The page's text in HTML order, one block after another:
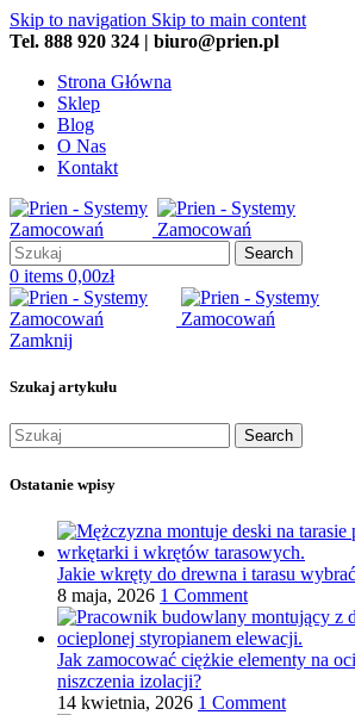
Skip to navigation Skip to main content
Tel. 888 920 324 | biuro@prien.pl
Strona Główna
Sklep
Blog
O Nas
Kontakt
Search
0 items 0,00zł
Zamknij
Szukaj artykułu
Search
Ostatanie wpisy
Jakie wkręty do drewna i tarasu
8 maja, 2026 1 Comment
Jak zamocować ciężkie elementy na
niszczenia izolacji?
14 kwietnia, 2026 1 Comment